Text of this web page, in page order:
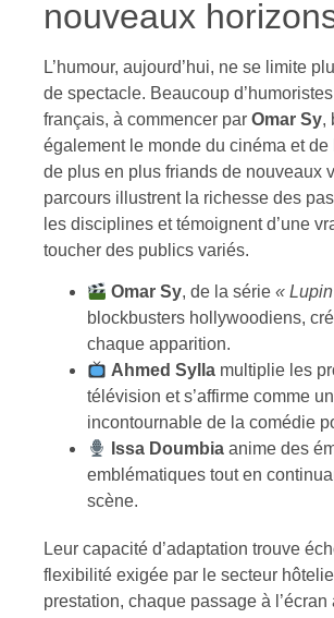
nouveaux
L’humour, aujourd’hui, ne se limite
de spectacle. Beaucoup
français, à commencer par Omar Sy,
également le monde du cinéma et de
de plus en plus friands de nouveaux
parcours illustrent la richesse des
les disciplines et témoignent d’une
toucher des publics variés.
Omar Sy, de la série«
blockbusters hollywoodiens,
chaque apparition.
Ahmed Sylla multiplie les
télévision et s’affirme comme
incontournable de la comédie
Issa Doumbia anime des
emblématiques tout en
scène.
Leur capacité d’adaptation trouve
flexibilité exigée par le secteur
prestation, chaque passage à